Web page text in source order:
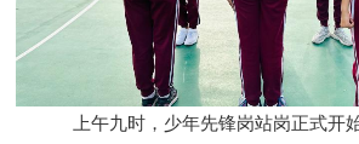
上午九时，少年先锋岗站岗正式开